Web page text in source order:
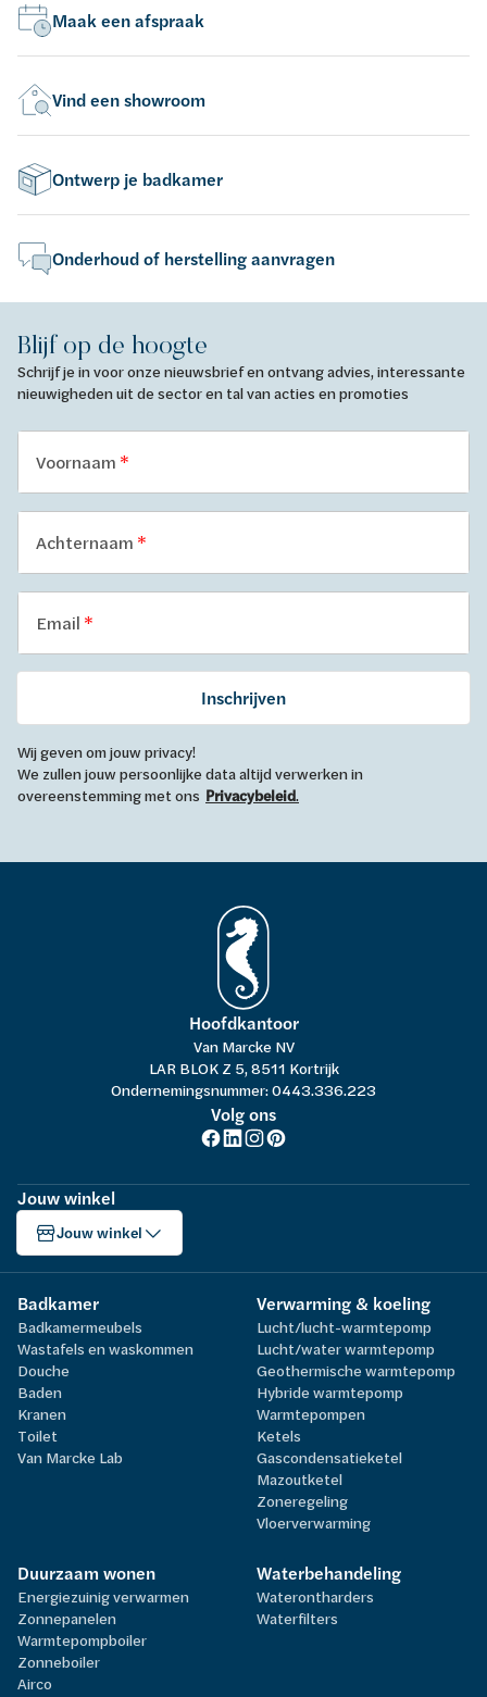
Maak een afspraak
Vind een showroom
Ontwerp je badkamer
Onderhoud of herstelling aanvragen
Blijf op de hoogte
Schrijf je in voor onze nieuwsbrief en ontvang advies, interessante
nieuwigheden uit de sector en tal van acties en promoties
Voornaam
Achternaam
Email
Inschrijven
Wij geven om jouw privacy!
We zullen jouw persoonlijke data altijd verwerken in
overeenstemming met ons Privacybeleid.
Hoofdkantoor
Van Marcke NV
LAR BLOK Z 5, 8511 Kortrijk
Ondernemingsnummer: 0443.336.223
Volg ons
Jouw winkel
Jouw winkel
Badkamer
Badkamermeubels
Wastafels en waskommen
Douche
Baden
Kranen
Toilet
Van Marcke Lab
Verwarming & koeling
Lucht/lucht-warmtepomp
Lucht/water warmtepomp
Geothermische warmtepomp
Hybride warmtepomp
Warmtepompen
Ketels
Gascondensatieketel
Mazoutketel
Zoneregeling
Vloerverwarming
Duurzaam wonen
Energiezuinig verwarmen
Zonnepanelen
Warmtepompboiler
Zonneboiler
Airco
Waterbehandeling
Waterontharders
Waterfilters